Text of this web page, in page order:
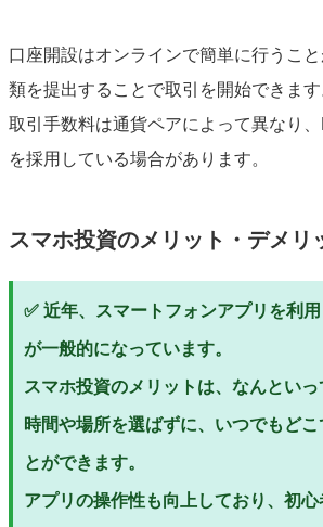
口座開設はオンラインで簡単に行うこ
類を提出することで取引を開始できます
取引手数料は通貨ペアによって異なり
を採用している場合があります。
スマホ投資のメリット・デメリ
✅ 近年、スマートフォンアプリを利
が一般的になっています。
スマホ投資のメリットは、なんといっ
時間や場所を選ばずに、いつでもどこ
とができます。
アプリの操作性も向上しており、初